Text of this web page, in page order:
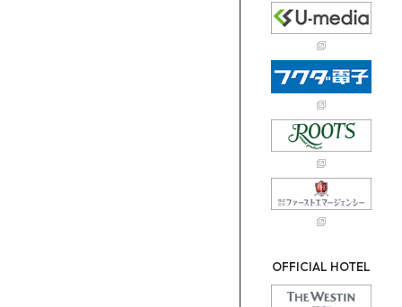
OFFICIAL HOTEL